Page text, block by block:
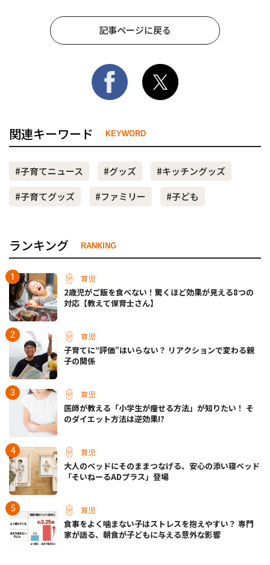
記事ページに戻る
関連キーワード KEYWORD
#子育てニュース #グッズ
#キッチングッズ
#子育てグッズ
#ファミリー #子ども
ランキング RANKING
育児
2歳児がご飯を食べない！驚くほど効果が見える8つの
対応【教えて保育士さん】
育児
子育てに“評価”はいらない？ リアクションで変わる親
子の関係
育児
医師が教える「小学生が痩せる方法」が知りたい！ そ
のダイエット方法は逆効果!?
育児
大人のベッドにそのままつなげる、安心の添い寝ベッド
「そいねーるADプラス」登場
育児
食事をよく噛まない子はストレスを抱えやすい？ 専門
家が語る、朝食が子どもに与える意外な影響